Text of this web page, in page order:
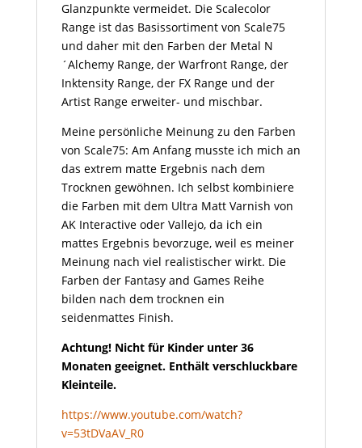
Glanzpunkte vermeidet. Die Scalecolor
Range ist das Basissortiment von Scale75
und daher mit den Farben der Metal N
´Alchemy Range, der Warfront Range, der
Inktensity Range, der FX Range und der
Artist Range erweiter- und mischbar.
Meine persönliche Meinung zu den Farben
von Scale75: Am Anfang musste ich mich an
das extrem matte Ergebnis nach dem
Trocknen gewöhnen. Ich selbst kombiniere
die Farben mit dem Ultra Matt Varnish von
AK Interactive oder Vallejo, da ich ein
mattes Ergebnis bevorzuge, weil es meiner
Meinung nach viel realistischer wirkt. Die
Farben der Fantasy and Games Reihe
bilden nach dem trocknen ein
seidenmattes Finish.
Achtung! Nicht für Kinder unter 36
Monaten geeignet. Enthält verschluckbare
Kleinteile.
https://www.youtube.com/watch?
v=53tDVaAV_R0